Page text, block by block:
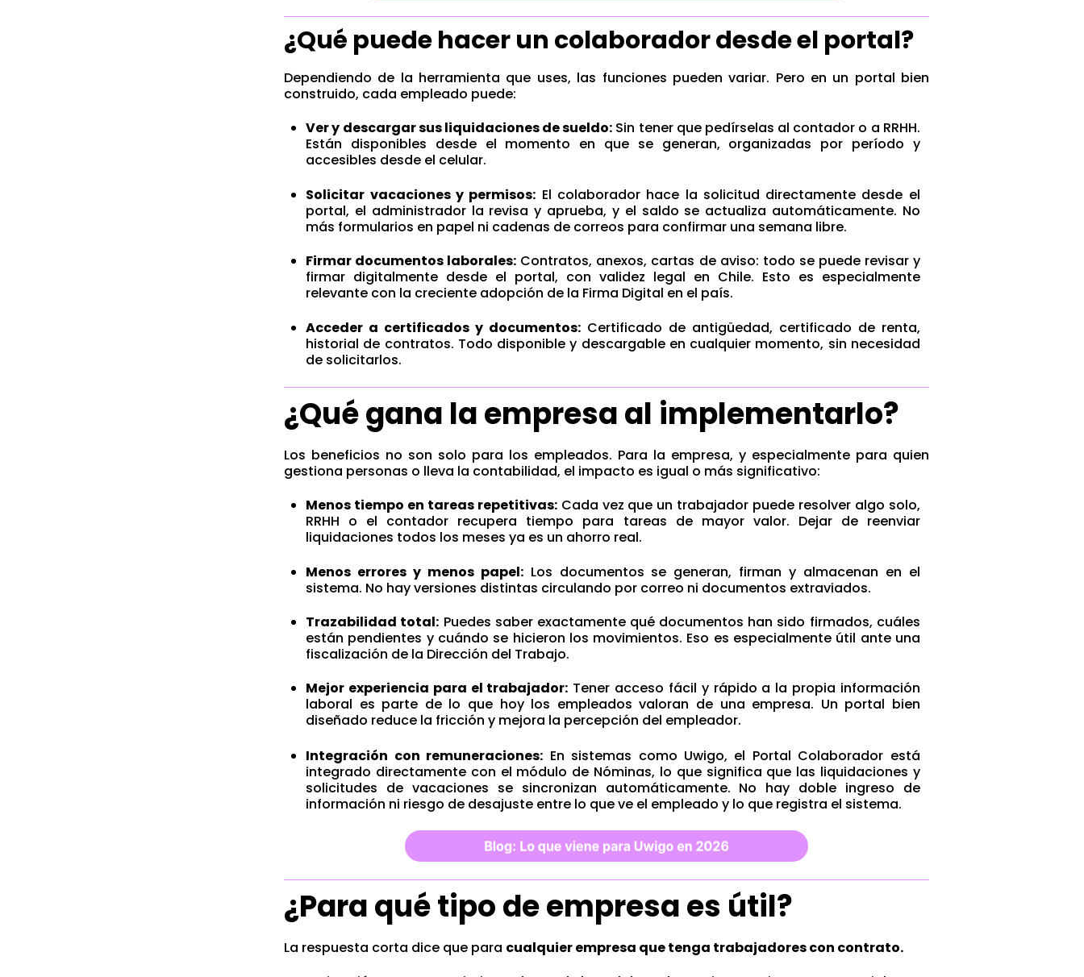
¿Qué puede hacer un colaborador desde el portal?
Dependiendo de la herramienta que uses, las funciones pueden variar. Pero en un portal bien
construido, cada empleado puede:
Ver y descargar sus liquidaciones de sueldo: Sin tener que pedírselas al contador o a RRHH.
Están disponibles desde el momento en que se generan, organizadas por período y
accesibles desde el celular.
Solicitar vacaciones y permisos: El colaborador hace la solicitud directamente desde el
portal, el administrador la revisa y aprueba, y el saldo se actualiza automáticamente. No
más formularios en papel ni cadenas de correos para confirmar una semana libre.
Firmar documentos laborales: Contratos, anexos, cartas de aviso: todo se puede revisar y
firmar digitalmente desde el portal, con validez legal en Chile. Esto es especialmente
relevante con la creciente adopción de la Firma Digital en el país.
Acceder a certificados y documentos: Certificado de antigüedad, certificado de renta,
historial de contratos. Todo disponible y descargable en cualquier momento, sin necesidad
de solicitarlos.
¿Qué gana la empresa al implementarlo?
Los beneficios no son solo para los empleados. Para la empresa, y especialmente para quien
gestiona personas o lleva la contabilidad, el impacto es igual o más significativo:
Menos tiempo en tareas repetitivas:Cada vez que un trabajador puede resolver algo solo,
RRHH o el contador recupera tiempo para tareas de mayor valor. Dejar de reenviar
liquidaciones todos los meses ya es un ahorro real.
Menos errores y menos papel:Los documentos se generan, firman y almacenan en el
sistema. No hay versiones distintas circulando por correo ni documentos extraviados.
Trazabilidad total: Puedes saber exactamente qué documentos han sido firmados, cuáles
están pendientes y cuándo se hicieron los movimientos. Eso es especialmente útil ante una
fiscalización de la Dirección del Trabajo.
Mejor experiencia para el trabajador: Tener acceso fácil y rápido a la propia información
laboral es parte de lo que hoy los empleados valoran de una empresa. Un portal bien
diseñado reduce la fricción y mejora la percepción del empleador.
Integración con remuneraciones: En sistemas como Uwigo, el Portal Colaborador está
integrado directamente con el módulo de Nóminas, lo que significa que las liquidaciones y
solicitudes de vacaciones se sincronizan automáticamente. No hay doble ingreso de
información ni riesgo de desajuste entre lo que ve el empleado y lo que registra el sistema.
¿Para qué tipo de empresa es útil?
La respuesta corta dice que para cualquier empresa que tenga trabajadores con contrato.